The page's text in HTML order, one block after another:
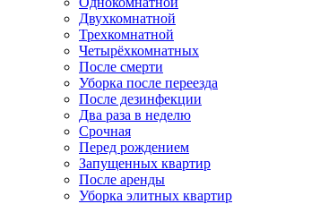
Двухкомнатной
Трехкомнатной
Четырёхкомнатных
После смерти
Уборка после переезда
После дезинфекции
Два раза в неделю
Срочная
Перед рождением
Запущенных квартир
После аренды
Уборка элитных квартир